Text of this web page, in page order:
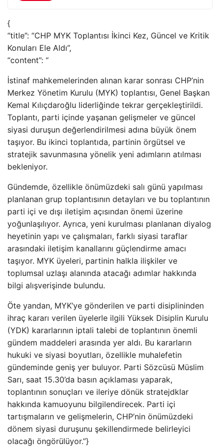
{
“title”: “CHP MYK Toplantısı İkinci Kez, Güncel ve Kritik
Konuları Ele Aldı”,
“content”: “
İstinaf mahkemelerinden alınan karar sonrası CHP’nin
Merkez Yönetim Kurulu (MYK) toplantısı, Genel Başkan
Kemal Kılıçdaroğlu liderliğinde tekrar gerçekleştirildi.
Toplantı, parti içinde yaşanan gelişmeler ve güncel
siyasi duruşun değerlendirilmesi adına büyük önem
taşıyor. Bu ikinci toplantıda, partinin örgütsel ve
stratejik savunmasına yönelik yeni adımların atılması
bekleniyor.
Gündemde, özellikle önümüzdeki salı günü yapılması
planlanan grup toplantısının detayları ve bu toplantının
parti içi ve dışı iletişim açısından önemi üzerine
yoğunlaşılıyor. Ayrıca, yeni kurulması planlanan diyalog
heyetinin yapı ve çalışmaları, farklı siyasi taraflar
arasındaki iletişim kanallarını güçlendirme amacı
taşıyor. MYK üyeleri, partinin halkla ilişkiler ve
toplumsal uzlaşı alanında atacağı adımlar hakkında
bilgi alışverişinde bulundu.
Öte yandan, MYK’ye gönderilen ve parti disiplininden
ihraç kararı verilen üyelerle ilgili Yüksek Disiplin Kurulu
(YDK) kararlarının iptali talebi de toplantının önemli
gündem maddeleri arasında yer aldı. Bu kararların
hukuki ve siyasi boyutları, özellikle muhalefetin
gündeminde geniş yer buluyor. Parti Sözcüsü Müslim
Sarı, saat 15.30’da basın açıklaması yaparak,
toplantının sonuçları ve ileriye dönük stratejdklar
hakkında kamuoyunu bilgilendirecek. Parti içi
tartışmaların ve gelişmelerin, CHP’nin önümüzdeki
dönem siyasi duruşunu şekillendirmede belirleyici
olacağı öngörülüyor.”}